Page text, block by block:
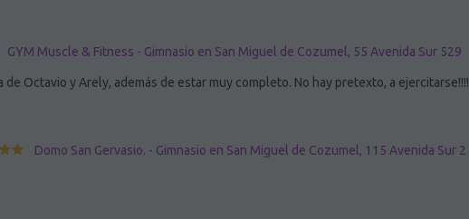
GYM Muscle & Fitness - Gimnasio en San Miguel de Cozumel, 55 Avenida Sur 529
Octavio y Arely, además de estar muy completo. No hay pretexto, a ejercitarse!!!!
Domo San Gervasio. - Gimnasio en San Miguel de Cozumel, 115 Avenida Sur 2